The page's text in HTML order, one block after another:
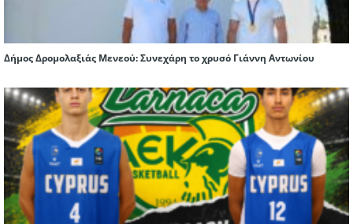
Δήμος Δρομολαξιάς Μενεού: Συνεχάρη το χρυσό Γιάννη Αντωνίου